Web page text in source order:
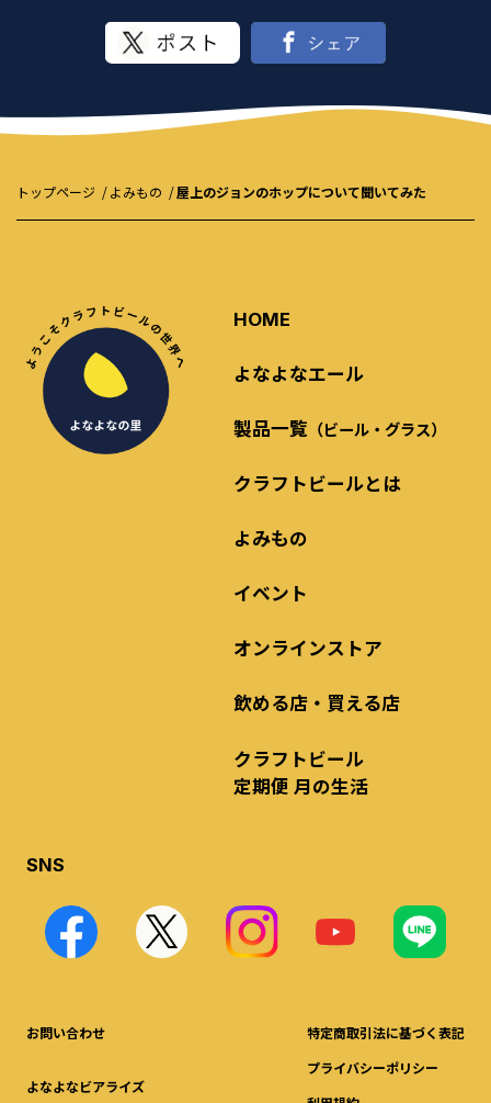
トップページ よみもの 屋上のジョンのホップについて聞いてみた
HOME
よなよなエール
製品一覧 （ビール・グラス）
クラフトビールとは
よみもの
イベント
オンラインストア
飲める店・買える店
クラフトビール
定期便 月の生活
SNS
お問い合わせ
よなよなビアライズ
特定商取引法に基づく表記
プライバシーポリシー